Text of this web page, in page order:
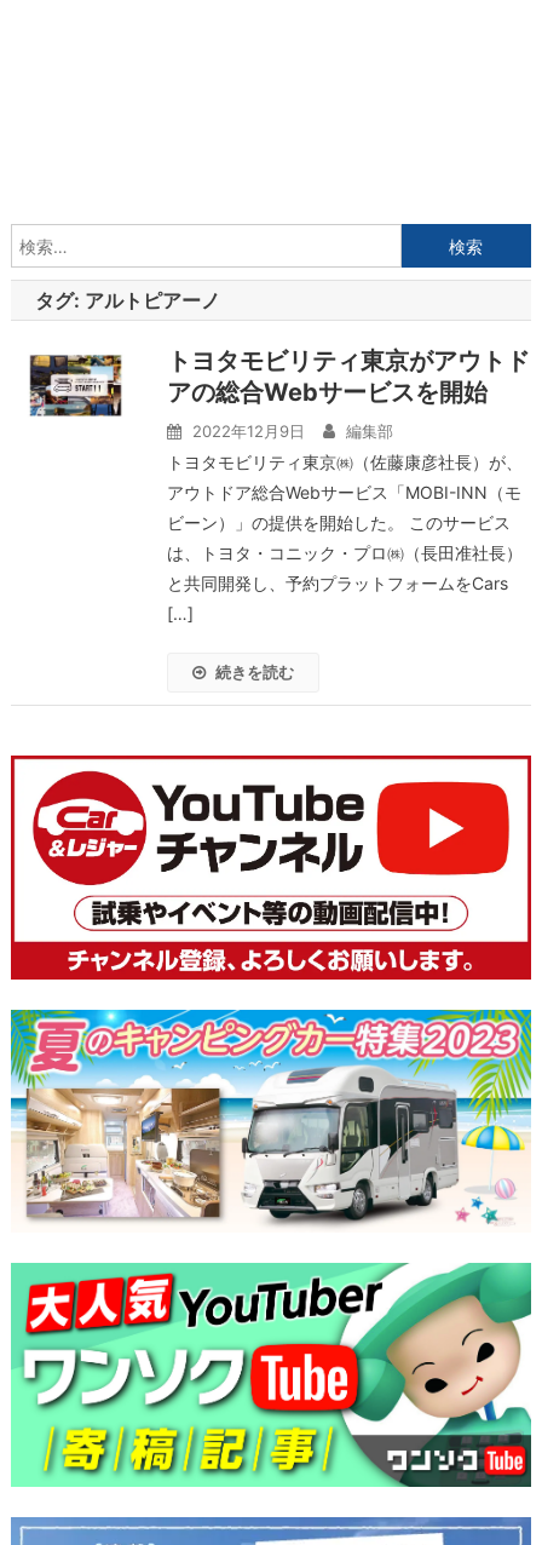
索:
タグ: アルトピアーノ
トヨタモビリティ東京がアウトド
アの総合Webサービスを開始
2022年12月9日 編集部
トヨタモビリティ東京㈱（佐藤康彦社長）が、
アウトドア総合Webサービス「MOBI-INN（モ
ビーン）」の提供を開始した。 このサービス
は、トヨタ・コニック・プロ㈱（長田准社長）
と共同開発し、予約プラットフォームをCars
[…]
続きを読む